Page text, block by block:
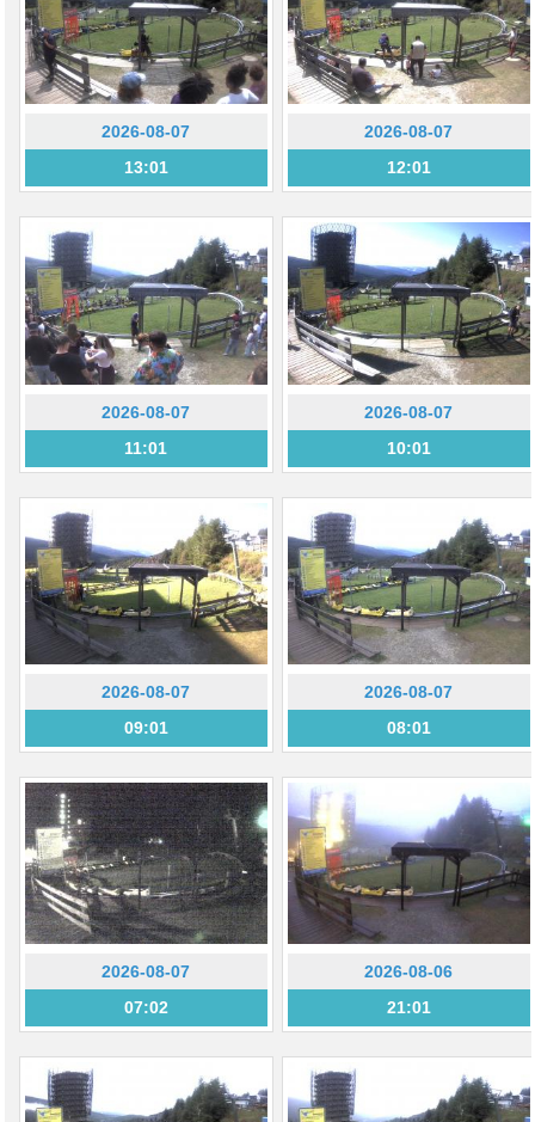
2026-08-07
13:01
2026-08-07
12:01
2026-08-07
11:01
2026-08-07
10:01
2026-08-07
09:01
2026-08-07
08:01
2026-08-07
07:02
2026-08-06
21:01